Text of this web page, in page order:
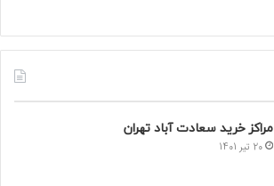
مراکز خرید سعادت‌ آباد تهران
20 تیر 1401